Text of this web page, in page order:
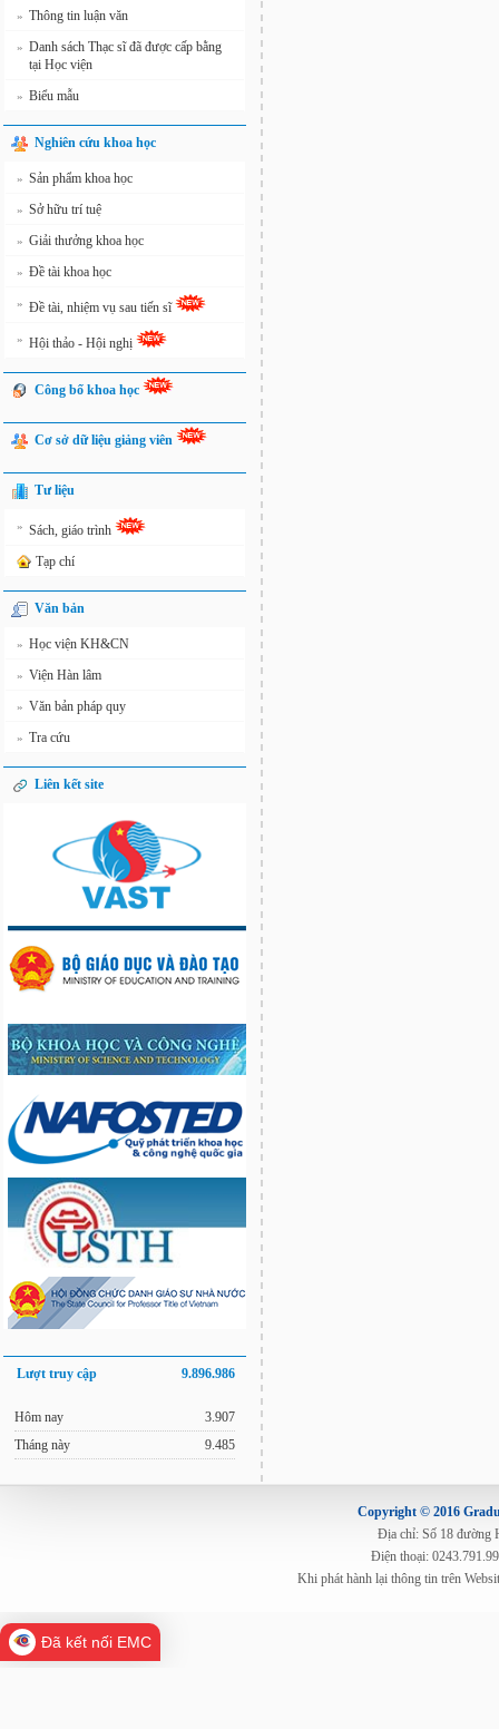
» Thông tin luận văn
» Danh sách Thạc sĩ đã được cấp bằng
tại Học viện
» Biểu mẫu
Nghiên cứu khoa học
» Sản phẩm khoa học
» Sở hữu trí tuệ
» Giải thưởng khoa học
» Đề tài khoa học
» Đề tài, nhiệm vụ sau tiến sĩ
» Hội thảo - Hội nghị
Công bố khoa học
Cơ sở dữ liệu giảng viên
Tư liệu
» Sách, giáo trình
Tạp chí
Văn bản
» Học viện KH&CN
» Viện Hàn lâm
» Văn bản pháp quy
» Tra cứu
Liên kết site
Lượt truy cập 9.896.986
Hôm nay
Tháng này
3.907
9.485
Copyright © 2016
Địa chỉ: Số 18 đường
Điện thoại:
Khi phát hành lại thông tin trên
Đã kết nối EMC